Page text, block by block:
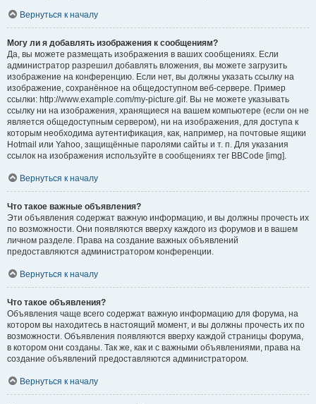
Вернуться к началу
Могу ли я добавлять изображения к сообщениям?
Да, вы можете размещать изображения в ваших сообщениях. Если
администратор разрешил добавлять вложения, вы можете загрузить
изображение на конференцию. Если нет, вы должны указать ссылку на
изображение, сохранённое на общедоступном веб-сервере. Пример
ссылки: http://www.example.com/my-picture.gif. Вы не можете указывать
ссылку ни на изображения, хранящиеся на вашем компьютере (если он не
является общедоступным сервером), ни на изображения, для доступа к
которым необходима аутентификация, как, например, на почтовые ящики
Hotmail или Yahoo, защищённые паролями сайты и т. п. Для указания
ссылок на изображения используйте в сообщениях тег BBCode [img].
Вернуться к началу
Что такое важные объявления?
Эти объявления содержат важную информацию, и вы должны прочесть их
по возможности. Они появляются вверху каждого из форумов и в вашем
личном разделе. Права на создание важных объявлений
предоставляются администратором конференции.
Вернуться к началу
Что такое объявления?
Объявления чаще всего содержат важную информацию для форума, на
котором вы находитесь в настоящий момент, и вы должны прочесть их по
возможности. Объявления появляются вверху каждой страницы форума,
в котором они созданы. Так же, как и с важными объявлениями, права на
создание объявлений предоставляются администратором.
Вернуться к началу